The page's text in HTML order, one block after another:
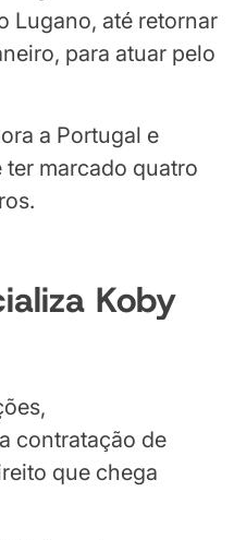
Lugano, até retornar
para atuar pelo
a Portugal e
marcado quatro
Koby
contratação de
que chega